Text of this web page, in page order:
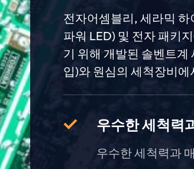
전자어셈블리, 세라믹
파워 LED) 및 전자 패키
기 위해 개발된 솔벤트
입)와 원심의 세척장비
우수한 세척력
우수한 세척력과